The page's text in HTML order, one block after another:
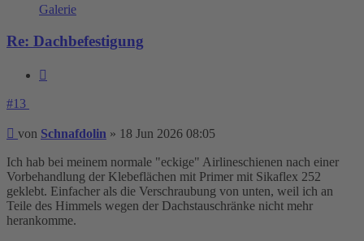
Galerie
Re: Dachbefestigung
#13
Beitrag
von Schnafdolin » 18 Jun 2026 08:05
Ich hab bei meinem normale "eckige" Airlineschienen nach einer
Vorbehandlung der Klebeflächen mit Primer mit Sikaflex 252
geklebt. Einfacher als die Verschraubung von unten, weil ich an
Teile des Himmels wegen der Dachstauschränke nicht mehr
herankomme.